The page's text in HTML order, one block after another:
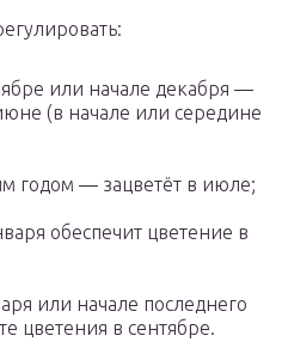
или начале декабря —
(в начале или середине
годом — зацветёт в июле;
обеспечит цветение в
или начале последнего
цветения в сентябре.